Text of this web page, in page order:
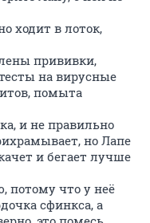
ходит в лоток,
прививки,
на вирусные
помыта
и не правильно
но Лапе
и бегает лучше
потому что у неё
сфинкса, а